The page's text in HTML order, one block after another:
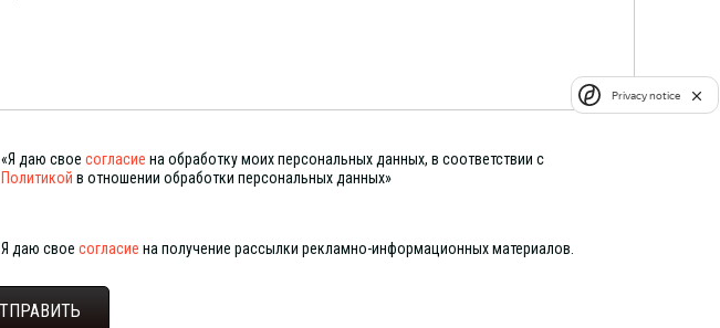
«Я даю свое согласие на обработку моих персональных данных, в соответствии с
Политикой в отношении обработки персональных данных»
Я даю свое согласие на получение рассылки рекламно-информационных материалов.
Privacy notice